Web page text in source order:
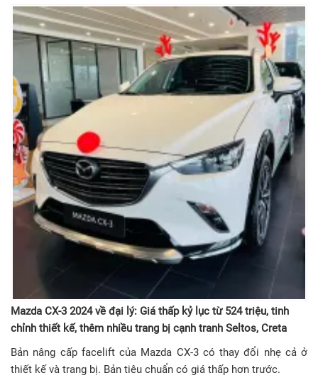
Mazda CX-3 2024 về đại lý: Giá thấp kỷ lục từ 524 triệu, tinh
chỉnh thiết kế, thêm nhiều trang bị cạnh tranh Seltos, Creta
Bản nâng cấp facelift của Mazda CX-3 có thay đổi nhẹ cả ở
thiết kế và trang bị. Bản tiêu chuẩn có giá thấp hơn trước.